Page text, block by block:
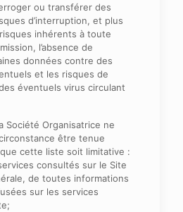
ou transférer des
d’interruption, et plus
inhérents à toute
l’absence de
données contre des
et les risques de
éventuels virus circulant
Société Organisatrice ne
être tenue
cette liste soit limitative :
consultés sur le Site
de toutes informations
sur les services